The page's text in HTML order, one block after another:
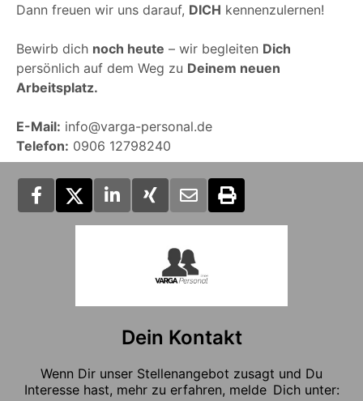
Dann freuen wir uns darauf, DICH kennenzulernen!
Bewirb dich noch heute – wir begleiten Dich
persönlich auf dem Weg zu Deinem neuen
Arbeitsplatz.
E-Mail: info@varga-personal.de
Telefon: 0906 12798240
Dein Kontakt
Wenn Dir unser Stellenangebot zusagt und Du
Interesse hast, mehr zu erfahren, melde Dich unter: